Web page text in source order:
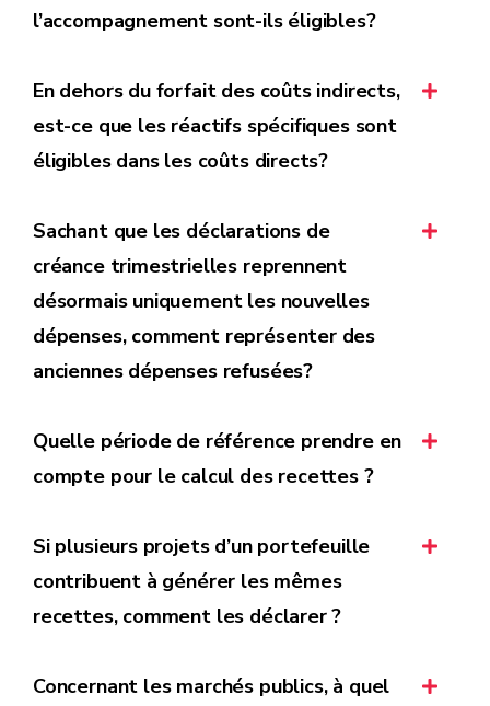
l’accompagnement sont-ils éligibles?
En dehors du forfait des coûts indirects,
est-ce que les réactifs spécifiques sont
éligibles dans les coûts directs?
Sachant que les déclarations de
créance trimestrielles reprennent
désormais uniquement les nouvelles
dépenses, comment représenter des
anciennes dépenses refusées?
Quelle période de référence prendre en
compte pour le calcul des recettes ?
Si plusieurs projets d’un portefeuille
contribuent à générer les mêmes
recettes, comment les déclarer ?
Concernant les marchés publics, à quel